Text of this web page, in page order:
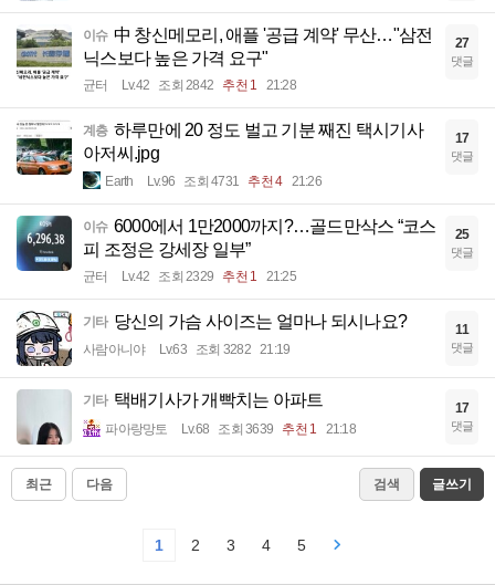
이슈 中 창신메모리, 애플 '공급 계약' 무산…"삼전
닉스보다 높은 가격 요구"
균터 Lv.42 조회 2842 추천 1 21:28
27
댓글
계층 하루만에 20 정도 벌고 기분 째진 택시기사
아저씨.jpg
Earth Lv.96 조회 4731 추천 4 21:26
17
댓글
이슈 6000에서 1만2000까지?…골드만삭스 “코스
피 조정은 강세장 일부”
균터 Lv.42 조회 2329 추천 1 21:25
25
댓글
기타 당신의 가슴 사이즈는 얼마나 되시나요?
사람아니야 Lv.63 조회 3282 21:19
11
댓글
기타 택배기사가 개빡치는 아파트
파아랑망토 Lv.68 조회 3639 추천 1 21:18
17
댓글
최근 다음 검색 글쓰기
1 2 3 4 5